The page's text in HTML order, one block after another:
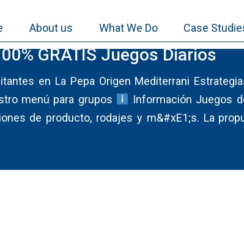
About us What We Do Case
GRATIS Juegos Diarios
en La Pepa Origen Mediterrani
menú para grupos
Información Juegos
de producto, rodajes y m&#xE1;s. La